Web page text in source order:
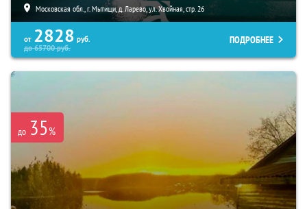
Московская обл., г. Мытищи, д. Ларево, ул. Хвойная, стр. 26
от 2828 руб.
до65700руб.
ПОДРОБНЕЕ
до 35%